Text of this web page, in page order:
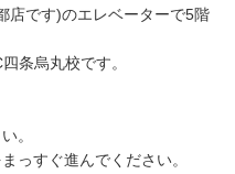
店です)のエレベーターで5階
条烏丸校です。
。
っすぐ進んでください。